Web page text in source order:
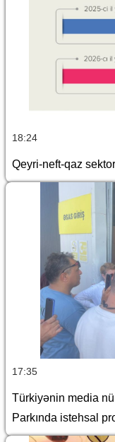
18:24
Qeyri-neft-qaz
17:35
Türkiyənin media
Parkında istehsal